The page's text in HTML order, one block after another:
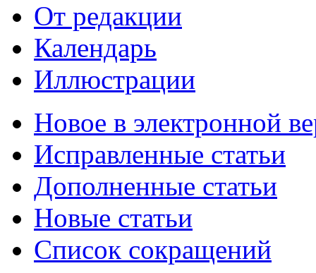
От редакции
Календарь
Иллюстрации
Новое в электронной
Исправленные статьи
Дополненные статьи
Новые статьи
Список сокращений